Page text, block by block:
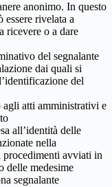
anonimo. In questo
essere rivelata a
ricevere o a dare
del segnalante
dai quali si
del
agli atti amministrativi e
all’identità delle
nella
procedimenti avviati in
delle medesime
segnalante